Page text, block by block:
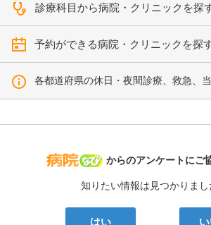
診療科目から病院・クリニックを探
予約ができる病院・クリニックを探
各都道府県の休日・夜間診療、救急、
病院なび
からのアンケートにご
知りたい情報は見つかりま
はい い